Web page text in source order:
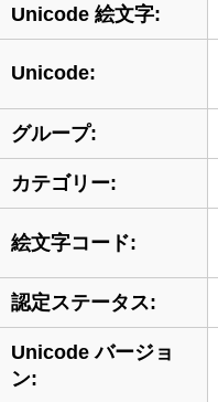
Unicode 絵文字:
Unicode:
グループ:
カテゴリー:
絵文字コード:
認定ステータス:
Unicode バージョ
ン: